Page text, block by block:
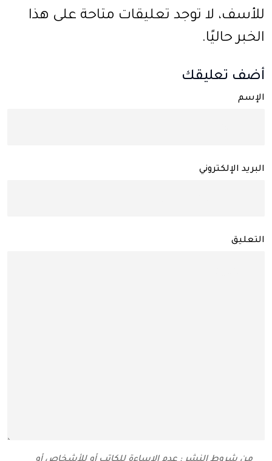
للأسف، لا توجد تعليقات متاحة على هذا
الخبر حاليًا.
أضف تعليقك
الإسم
البريد الإلكتروني
التعليق